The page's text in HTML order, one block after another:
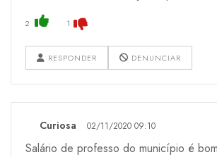
2 1
RESPONDER DENUNCIAR
Curiosa 02/11/2020 09:10
Salário de professo do município é